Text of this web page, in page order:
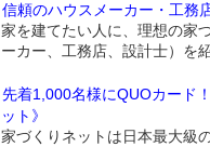
信頼のハウスメーカー・工務
家を建てたい人に、理想の家
ーカー、工務店、設計士）を
先着1,000名様にQUOカード
ット》
家づくりネットは日本最大級